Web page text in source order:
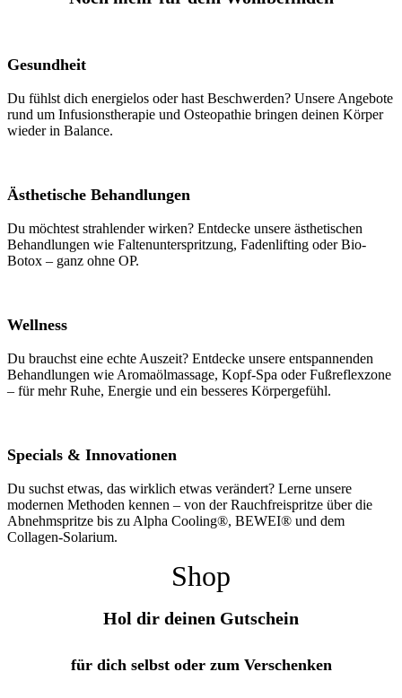
Gesundheit
Du fühlst dich energielos oder hast Beschwerden? Unsere Angebote
rund um Infusionstherapie und Osteopathie bringen deinen Körper
wieder in Balance.
Ästhetische Behandlungen
Du möchtest strahlender wirken? Entdecke unsere ästhetischen
Behandlungen wie Faltenunterspritzung, Fadenlifting oder Bio-
Botox – ganz ohne OP.
Wellness
Du brauchst eine echte Auszeit? Entdecke unsere entspannenden
Behandlungen wie Aromaölmassage, Kopf-Spa oder Fußreflexzone
– für mehr Ruhe, Energie und ein besseres Körpergefühl.
Specials & Innovationen
Du suchst etwas, das wirklich etwas verändert? Lerne unsere
modernen Methoden kennen – von der Rauchfreispritze über die
Abnehmspritze bis zu Alpha Cooling®, BEWEI® und dem
Collagen-Solarium.
Shop
Hol dir deinen Gutschein
für dich selbst oder zum Verschenken